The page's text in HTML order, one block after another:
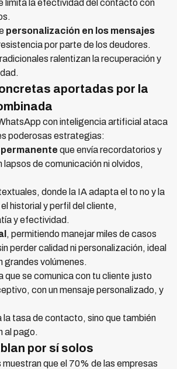
limita la efectividad del contacto con
personalización en los mensajes
por parte de los deudores.
ralentizan la recuperación y
aportadas por la
con inteligencia artificial ataca
poderosas estrategias:
que envía recordatorios y
de comunicación ni olvidos,
donde la IA adapta el to no y la
historial y perfil del cliente,
y efectividad.
, permitiendo manejar miles de casos
perder calidad ni personalización, ideal
grandes volúmenes.
que se comunica con tu cliente justo
con un mensaje personalizado, y
la tasa de contacto, sino que también
al pago.
por sí solos
que el 70% de las empresas